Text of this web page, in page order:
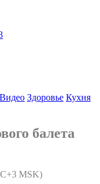
Видео Здоровье Кухня
балета
MSK)